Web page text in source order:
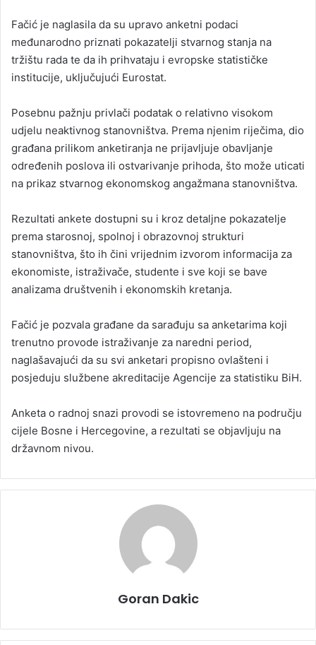
Fačić je naglasila da su upravo anketni podaci
međunarodno priznati pokazatelji stvarnog stanja na
tržištu rada te da ih prihvataju i evropske statističke
institucije, uključujući Eurostat.
Posebnu pažnju privlači podatak o relativno visokom
udjelu neaktivnog stanovništva. Prema njenim riječima, dio
građana prilikom anketiranja ne prijavljuje obavljanje
određenih poslova ili ostvarivanje prihoda, što može uticati
na prikaz stvarnog ekonomskog angažmana stanovništva.
Rezultati ankete dostupni su i kroz detaljne pokazatelje
prema starosnoj, spolnoj i obrazovnoj strukturi
stanovništva, što ih čini vrijednim izvorom informacija za
ekonomiste, istraživače, studente i sve koji se bave
analizama društvenih i ekonomskih kretanja.
Fačić je pozvala građane da sarađuju sa anketarima koji
trenutno provode istraživanje za naredni period,
naglašavajući da su svi anketari propisno ovlašteni i
posjeduju službene akreditacije Agencije za statistiku BiH.
Anketa o radnoj snazi provodi se istovremeno na području
cijele Bosne i Hercegovine, a rezultati se objavljuju na
državnom nivou.
Goran Dakic